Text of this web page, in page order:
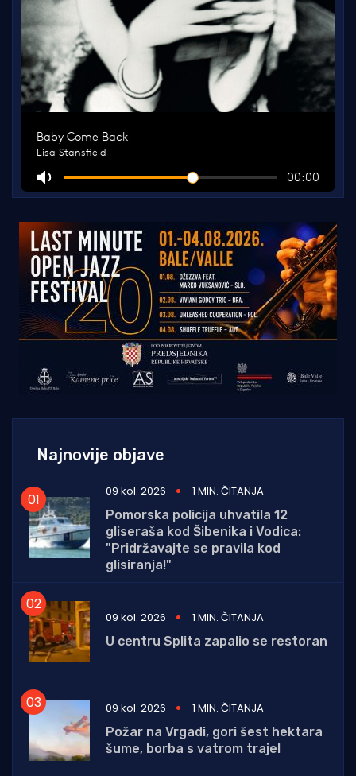
Najnovije objave
09 kol. 2026
1 MIN. ČITANJA
Pomorska policija uhvatila 12
gliseraša kod Šibenika i Vodica:
"Pridržavajte se pravila kod
glisiranja!"
09 kol. 2026
1 MIN. ČITANJA
U centru Splita zapalio se restoran
09 kol. 2026
1 MIN. ČITANJA
Požar na Vrgadi, gori šest hektara
šume, borba s vatrom traje!